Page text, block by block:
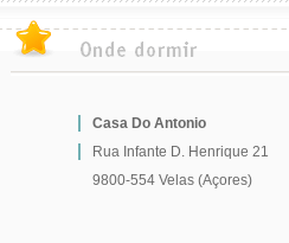
Casa Do Antonio
Rua Infante D. Henrique 21
9800-554 Velas (Açores)